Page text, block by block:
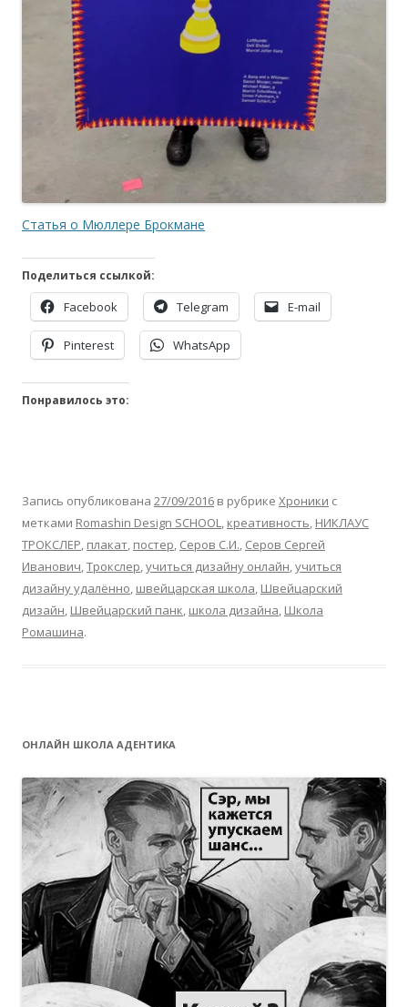
Статья о Мюллере Брокмане
Поделиться ссылкой:
Facebook Telegram E-mail
Pinterest WhatsApp
Понравилось это:
Запись опубликована 27/09/2016 в рубрике Хроники с
метками Romashin Design SCHOOL креативность НИКЛАУС
ТРОКСЛЕР плакат постер Серов С.И. Серов Сергей
Иванович Трокслер учиться дизайну онлайн учиться
дизайну удалённо швейцарская школа Швейцарский
дизайн Швейцарский панк школа дизайна Школа
Ромашина.
ОНЛАЙН ШКОЛА АДЕНТИКА